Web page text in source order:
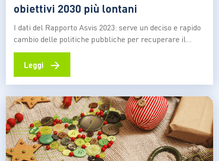
obiettivi 2030 più lontani
I dati del Rapporto Asvis 2023: serve un deciso e rapido
cambio delle politiche pubbliche per recuperare il
terreno perduto, a partire da una legge per il clima. Il
direttore scientifico Enrico Giovannini: “Manca un
società, delle imprese e delle forze politiche”…
Leggi →